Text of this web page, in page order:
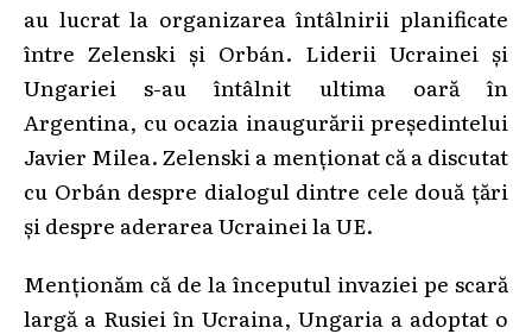
au lucrat la organizarea întâlnirii planificate
între Zelenski și Orbán. Liderii Ucrainei și
Ungariei s-au întâlnit ultima oară în
Argentina, cu ocazia inaugurării președintelui
Javier Milea. Zelenski a menționat că a discutat
cu Orbán despre dialogul dintre cele două țări
și despre aderarea Ucrainei la UE.
Menționăm că de la începutul invaziei pe scară
largă a Rusiei în Ucraina, Ungaria a adoptat o